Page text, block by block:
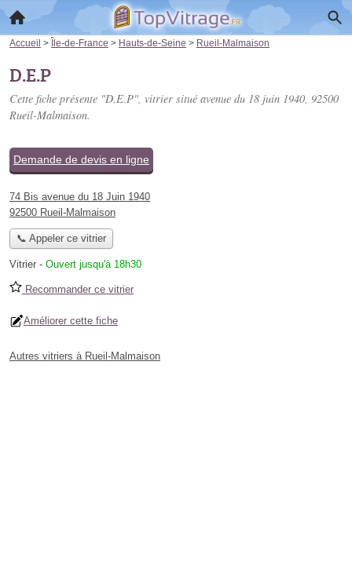
Accueil > Île-de-France > Hauts-de-Seine > Rueil-Malmaison
D.E.P
Cette fiche présente "D.E.P", vitrier situé avenue du 18 juin 1940, 92500
Rueil-Malmaison.
Demande de devis en ligne
74 Bis avenue du 18 Juin 1940
92500 Rueil-Malmaison
📞 Appeler ce vitrier
Vitrier - Ouvert jusqu'à 18h30
Recommander ce vitrier
Améliorer cette fiche
Autres vitriers à Rueil-Malmaison